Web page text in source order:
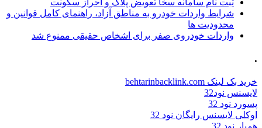
ثبت نام سامانه سخا تعویض پلاک و احراز سکونت
شرایط واردات خودرو به مناطق آزاد، راهنمای کامل قوانین و
محدودیت ها
واردات خودروی صفر برای اشخاص حقیقی ممنوع شد
.
خرید بک لینک behtarinbacklink.com
لایسنس نود32
پسورد نود 32
اوکلی لایسنس رایگان نود 32
همیار نود 32